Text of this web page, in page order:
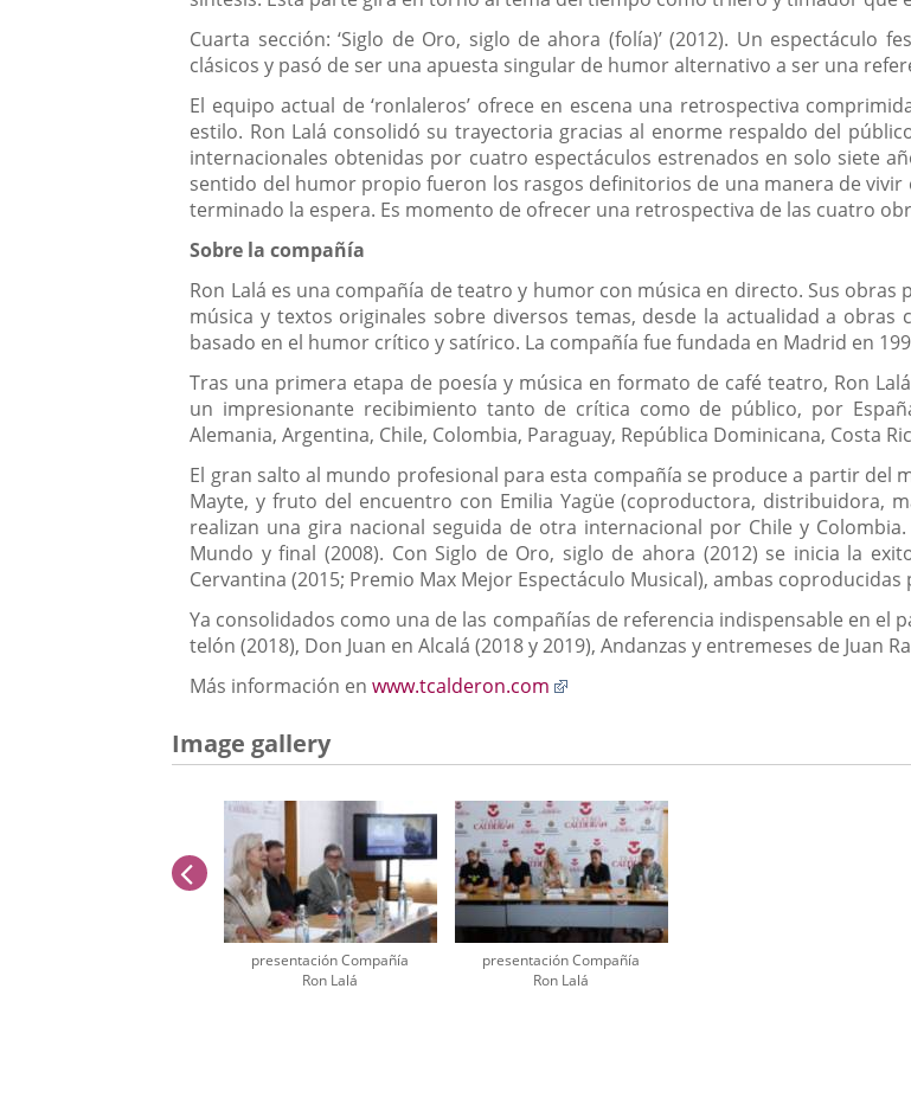
Cuarta sección: ‘Siglo de Oro, siglo de ahora (folía)’ (2012). Un
clásicos y pasó de ser una apuesta singular de humor alternativo a ser una
El equipo actual de ‘ronlaleros’ ofrece en escena una retrospectiva
estilo. Ron Lalá consolidó su trayectoria gracias al enorme respaldo del
internacionales obtenidas por cuatro espectáculos estrenados en solo siete
sentido del humor propio fueron los rasgos definitorios de una manera de
terminado la espera. Es momento de ofrecer una retrospectiva de las cuatro
Sobre la compañía
Ron Lalá es una compañía de teatro y humor con música en directo. Sus
música y textos originales sobre diversos temas, desde la actualidad a
basado en el humor crítico y satírico. La compañía fue fundada en Madrid en
Tras una primera etapa de poesía y música en formato de café teatro, Ron
un impresionante recibimiento tanto de crítica como de público, por
Alemania, Argentina, Chile, Colombia, Paraguay, República Dominicana, Costa
El gran salto al mundo profesional para esta compañía se produce a partir del
Mayte, y fruto del encuentro con Emilia Yagüe (coproductora, distribuidora,
realizan una gira nacional seguida de otra internacional por Chile y
Mundo y final (2008). Con Siglo de Oro, siglo de ahora (2012) se inicia la
Cervantina (2015; Premio Max Mejor Espectáculo Musical), ambas
Ya consolidados como una de las compañías de referencia indispensable en
telón (2018), Don Juan en Alcalá (2018 y 2019), Andanzas y entremeses de Juan
Más información enwww.tcalderon.com
aplicación
Image gallery
presentación Compañía
Ron Lalá
presentación Compañía
Ron Lalá
previus